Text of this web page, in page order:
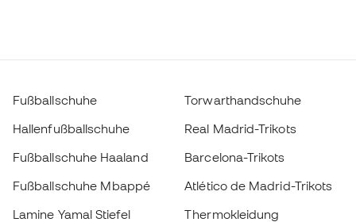
Fußballschuhe
Hallenfußballschuhe
Fußballschuhe Haaland
Fußballschuhe Mbappé
Lamine Yamal Stiefel
Torwarthandschuhe
Real Madrid-Trikots
Barcelona-Trikots
Atlético de Madrid-Trikots
Thermokleidung